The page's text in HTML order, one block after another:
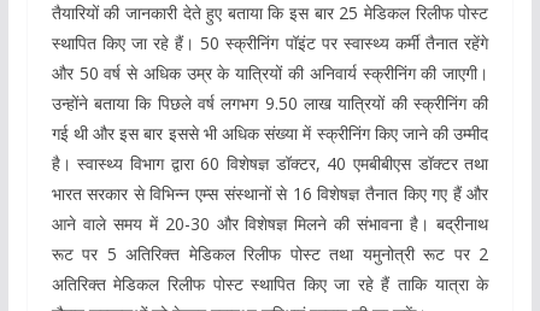
तैयारियों की जानकारी देते हुए बताया कि इस बार 25 मेडिकल रिलीफ पोस्ट
स्थापित किए जा रहे हैं। 50 स्क्रीनिंग पॉइंट पर स्वास्थ्य कर्मी तैनात रहेंगे
और 50 वर्ष से अधिक उम्र के यात्रियों की अनिवार्य स्क्रीनिंग की जाएगी।
उन्होंने बताया कि पिछले वर्ष लगभग 9.50 लाख यात्रियों की स्क्रीनिंग की
गई थी और इस बार इससे भी अधिक संख्या में स्क्रीनिंग किए जाने की उम्मीद
है। स्वास्थ्य विभाग द्वारा 60 विशेषज्ञ डॉक्टर, 40 एमबीबीएस डॉक्टर तथा
भारत सरकार से विभिन्न एम्स संस्थानों से 16 विशेषज्ञ तैनात किए गए हैं और
आने वाले समय में 20-30 और विशेषज्ञ मिलने की संभावना है। बद्रीनाथ
रूट पर 5 अतिरिक्त मेडिकल रिलीफ पोस्ट तथा यमुनोत्री रूट पर 2
अतिरिक्त मेडिकल रिलीफ पोस्ट स्थापित किए जा रहे हैं ताकि यात्रा के